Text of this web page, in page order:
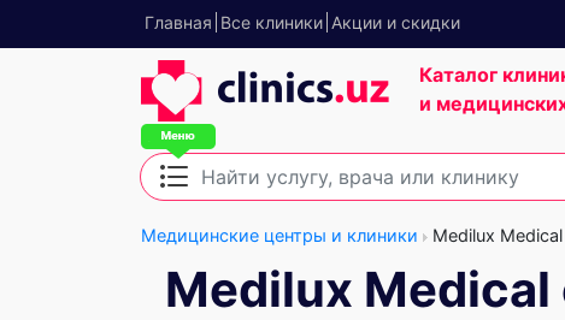
Главная Все клиники Акции и скидки
Каталог
и
Медицинские центры и клиники Medilux
Medilux